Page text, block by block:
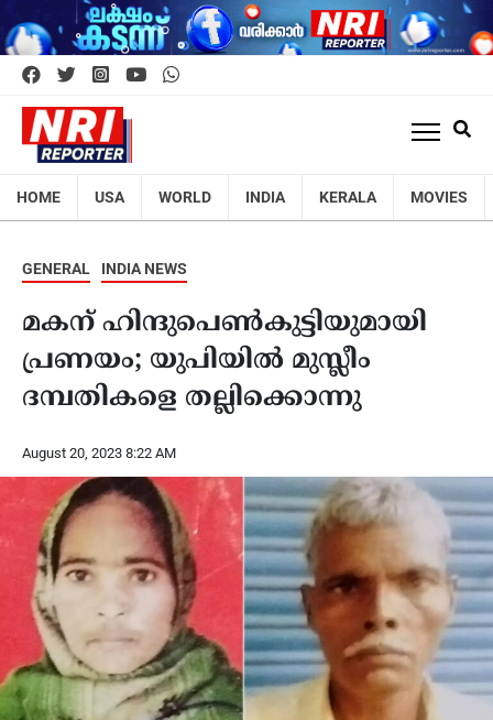
HOME USA WORLD INDIA KERALA MOVIES
GENERAL INDIA NEWS
മകന് ഹിന്ദുപെൺകുട്ടിയുമായി
പ്രണയം; യുപിയിൽ മുസ്ലീം
ദമ്പതികളെ തല്ലിക്കൊന്നു
August 20, 2023 8:22 AM